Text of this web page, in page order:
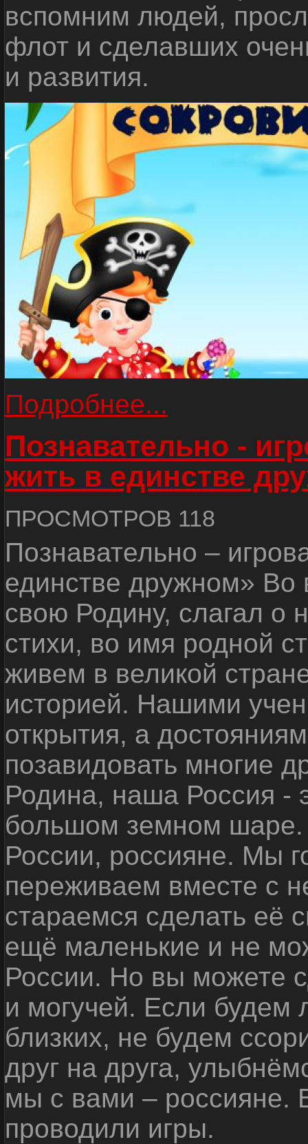
вспомним людей,
флот и сделавших
и развития.
Подробнее...
Познавательно -
жить в единстве
ПРОСМОТРОВ 118
Познавательно –
единстве дружном»
свою Родину, слагал о
стихи, во имя родной
живем в великой
историей. Нашими
открытия, а
позавидовать многие
Родина, наша Россия -
большом земном
России, россияне. Мы
переживаем вместе с
стараемся сделать её
ещё маленькие и не
России. Но вы можете
и могучей. Если будем
близких, не будем
друг на друга,
мы с вами – россияне.
проводили игры.